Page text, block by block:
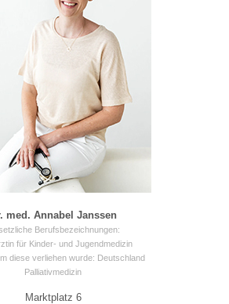
med. Annabel Janssen
Berufsbezeichnungen:
für Kinder- und Jugendmedizin
diese verliehen wurde: Deutschland
Palliativmedizin
Marktplatz 6